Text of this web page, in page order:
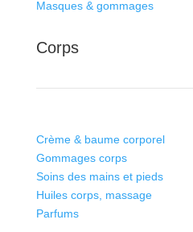
Masques & gommages
Corps
Crème & baume corporel
Gommages corps
Soins des mains et pieds
Huiles corps, massage
Parfums